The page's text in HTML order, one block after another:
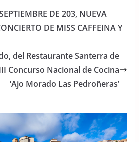
DE 203, NUEVA
DE MISS CAFFEINA Y
del Restaurante Santerra de
Concurso Nacional de Cocina
‘Ajo Morado Las Pedroñeras’